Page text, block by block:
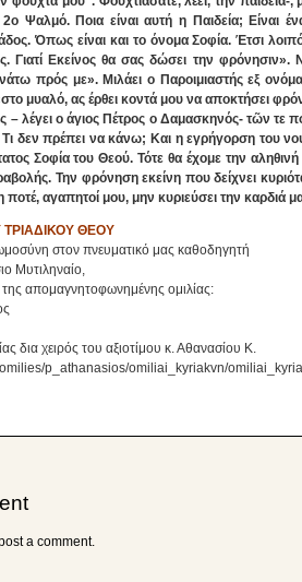
2ο Ψαλμό. Ποια είναι αυτή η Παιδεία; Είναι
Όπως είναι και το όνομα Σοφία. Έτσι
Γιατί Εκείνος θα σας δώσει την φρόνησιν».
πρός με». Μιλάει ο Παροιμιαστής εξ
μυαλό, ας έρθει κοντά μου να αποκτήσει
– λέγει ο άγιος Πέτρος ο Δαμασκηνός- τῶν τε
δεν πρέπει να κάνω; Και η εγρήγορση του
Σοφία του Θεού. Τότε θα έχομε την
Την φρόνηση εκείνη που δείχνει
ποτέ, αγαπητοί μου, μην κυριεύσει την καρδιά
ΘΕΟΥ
στον πνευματικό μας καθοδηγητή
Μυτιληναίο,
της απομαγνητοφωνημένης ομιλίας:
δια χειρός του αξιοτίμου κ. Αθανασίου Κ.
p_athanasios/omiliai_kyriakvn/
a comment.